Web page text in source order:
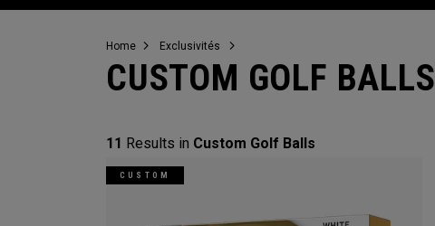
Home Exclusivités
CUSTOM GOLF BALLS
11 Results in Custom Golf Balls
CUSTOM